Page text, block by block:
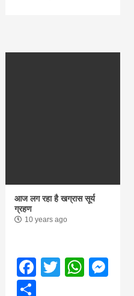
आज लग रहा है खग्रास सूर्य
ग्रहण
10 years ago
Facebook
Twitter
Share